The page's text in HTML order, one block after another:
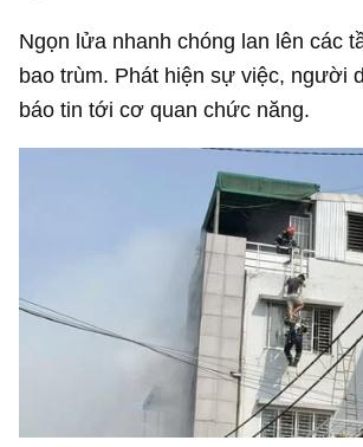
Ngọn lửa nhanh chóng lan lên các
bao trùm. Phát hiện sự việc, người
báo tin tới cơ quan chức năng.